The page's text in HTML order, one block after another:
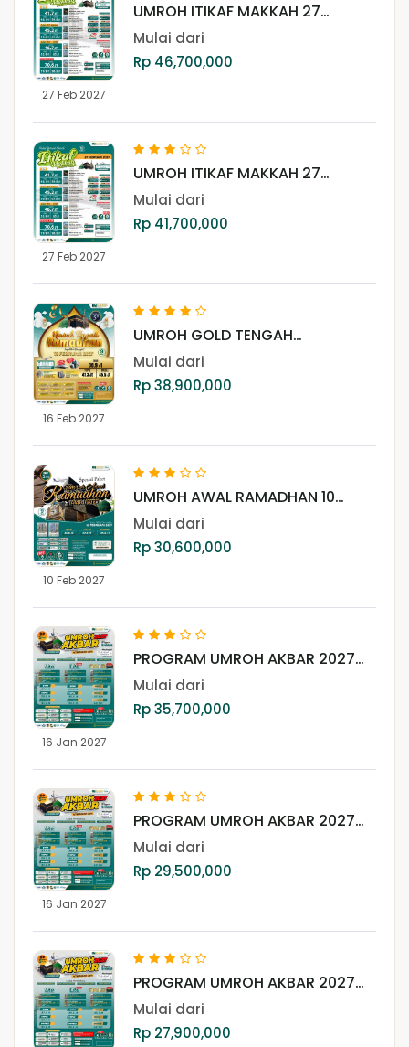
27 Feb 2027
UMROH ITIKAF MAKKAH 27
Mulai dari
Rp 46,700,000
27 Feb 2027
UMROH ITIKAF MAKKAH 27
Mulai dari
Rp 41,700,000
16 Feb 2027
UMROH GOLD TENGAH
RAMADHAN 16 FEBRUARI 2027
Mulai dari
Rp 38,900,000
10 Feb 2027
UMROH AWAL RAMADHAN 10
FEBRUARI 2027
Mulai dari
Rp 30,600,000
16 Jan 2027
PROGRAM UMROH AKBAR 2027
(GOLD)
Mulai dari
Rp 35,700,000
16 Jan 2027
PROGRAM UMROH AKBAR 2027
(LITE PLUS +)
Mulai dari
Rp 29,500,000
PROGRAM UMROH AKBAR 2027
(LITE)
Mulai dari
Rp 27,900,000